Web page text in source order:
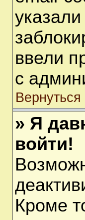
ввели
с
» Я
войти!
Кроме